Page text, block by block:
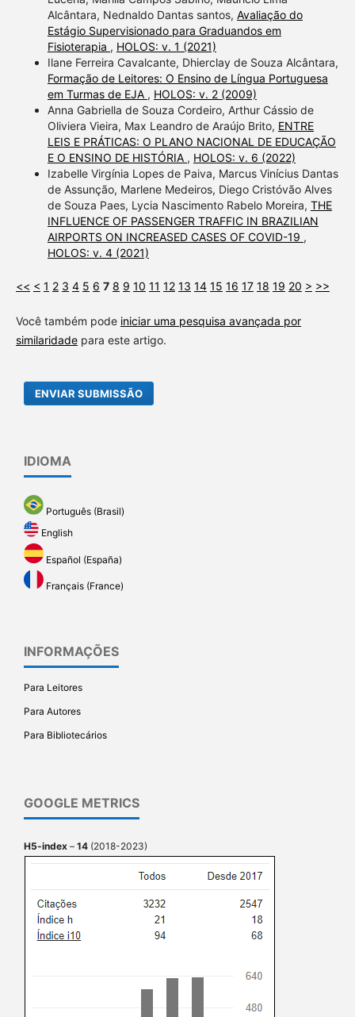
Alcântara, Nednaldo Dantas santos, Avaliação do
Estágio Supervisionado para Graduandos em
Fisioterapia , HOLOS: v. 1 (2021)
Ilane Ferreira Cavalcante, Dhierclay de Souza Alcântara,
Formação de Leitores: O Ensino de Língua Portuguesa
em Turmas de EJA , HOLOS: v. 2 (2009)
Anna Gabriella de Souza Cordeiro, Arthur Cássio de
Oliviera Vieira, Max Leandro de Araújo Brito, ENTRE
LEIS E PRÁTICAS: O PLANO NACIONAL DE EDUCAÇÃO
E O ENSINO DE HISTÓRIA , HOLOS: v. 6 (2022)
Izabelle Virgínia Lopes de Paiva, Marcus Vinícius Dantas
de Assunção, Marlene Medeiros, Diego Cristóvão Alves
de Souza Paes, Lycia Nascimento Rabelo Moreira, THE
INFLUENCE OF PASSENGER TRAFFIC IN BRAZILIAN
AIRPORTS ON INCREASED CASES OF COVID-19 ,
HOLOS: v. 4 (2021)
<< < 1 2 3 4 5 6 7 8 9 10 11 12 13 14 15 16 17 18 19 20 > >>
Você também pode iniciar uma pesquisa avançada por
similaridadepara este artigo.
ENVIAR SUBMISSÃO
IDIOMA
Português (Brasil)
English
Español (España)
Français (France)
INFORMAÇÕES
Para Leitores
Para Autores
Para Bibliotecários
GOOGLE METRICS
H5-index – 14 (2018-2023)